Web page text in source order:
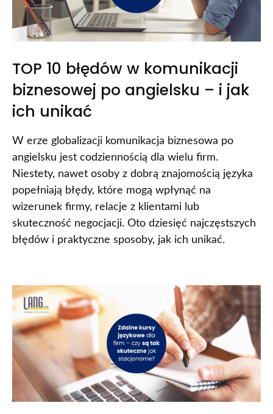
TOP 10 błędów w komunikacji
biznesowej po angielsku – i jak
ich unikać
W erze globalizacji komunikacja biznesowa po
angielsku jest codziennością dla wielu firm.
Niestety, nawet osoby z dobrą znajomością języka
popełniają błędy, które mogą wpłynąć na
wizerunek firmy, relacje z klientami lub
skuteczność negocjacji. Oto dziesięć najczęstszych
błędów i praktyczne sposoby, jak ich unikać.